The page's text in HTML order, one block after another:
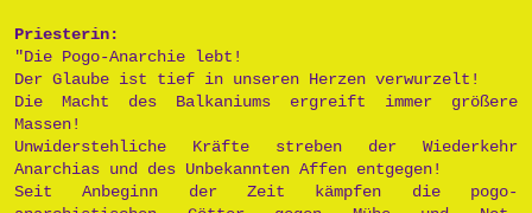
Priesterin:
"Die Pogo-Anarchie lebt!
Der Glaube ist tief in unseren Herzen verwurzelt!
Die Macht des Balkaniums ergreift immer größere
Massen!
Unwiderstehliche Kräfte streben der Wiederkehr
Anarchias und des Unbekannten Affen entgegen!
Seit Anbeginn der Zeit kämpfen die pogo-